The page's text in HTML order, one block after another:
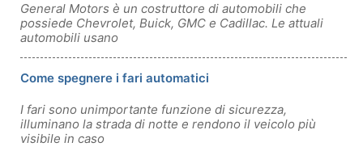
General Motors è un costruttore di automobili che
possiede Chevrolet, Buick, GMC e Cadillac. Le attuali
automobili usano
Come spegnere i fari automatici
I fari sono unimportante funzione di sicurezza,
illuminano la strada di notte e rendono il veicolo più
visibile in caso